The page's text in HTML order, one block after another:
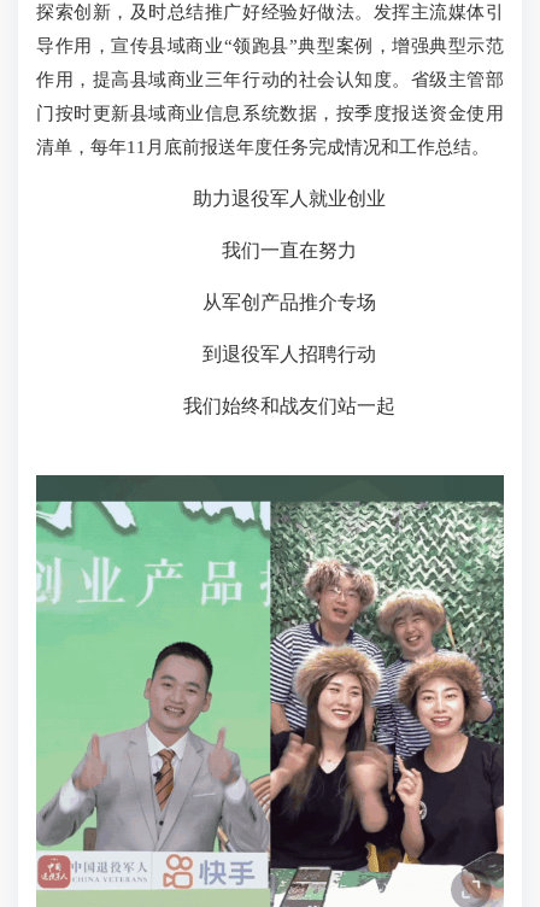
探索创新，及时总结推广好经验好做法。发挥主流媒体引
导作用，宣传县域商业“领跑县”典型案例，增强典型示范
作用，提高县域商业三年行动的社会认知度。省级主管部
门按时更新县域商业信息系统数据，按季度报送资金使用
清单，每年11月底前报送年度任务完成情况和工作总结。
助力退役军人就业创业
我们一直在努力
从军创产品推介专场
到退役军人招聘行动
我们始终和战友们站一起